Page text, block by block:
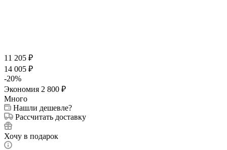
11 205 ₽
14 005 ₽
-20%
Экономия 2 800 ₽
Много
Нашли дешевле?
Рассчитать доставку
Хочу в подарок